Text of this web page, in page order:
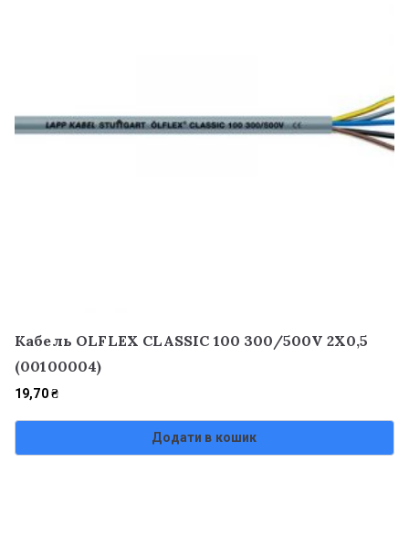
Кабель OLFLEX CLASSIC 100 300/500V 2X0,5
(00100004)
19,70₴
Додати в кошик